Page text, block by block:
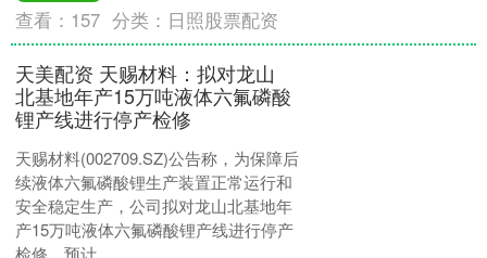
查看： 157 分类： 日照股票配资
天美配资 天赐材料：拟对龙山
北基地年产15万吨液体六氟磷酸
锂产线进行停产检修
天赐材料(002709.SZ)公告称，为保障后
续液体六氟磷酸锂生产装置正常运行和
安全稳定生产，公司拟对龙山北基地年
产15万吨液体六氟磷酸锂产线进行停产
检修，预计....